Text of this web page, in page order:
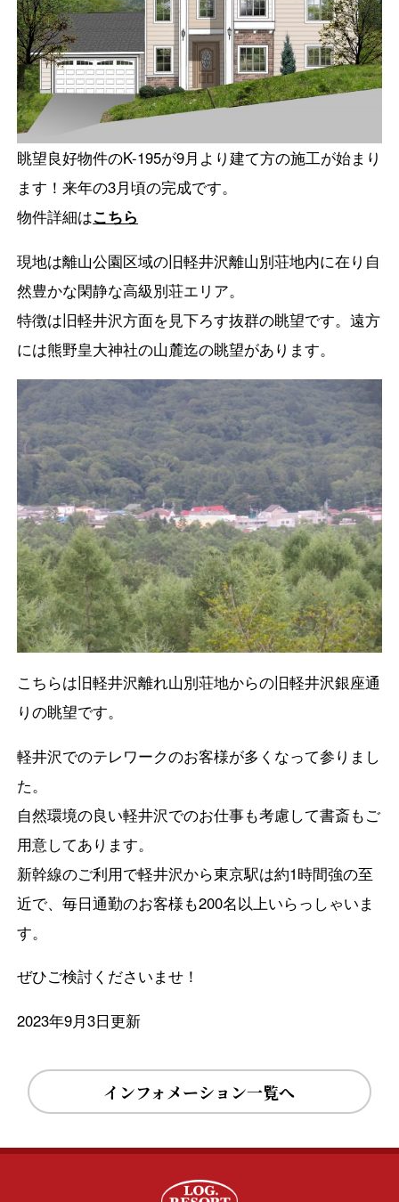
眺望良好物件のK-195が9月より建て方の施工が始まり
ます！来年の3月頃の完成です。
物件詳細はこちら
現地は離山公園区域の旧軽井沢離山別荘地内に在り自
然豊かな閑静な高級別荘エリア。
特徴は旧軽井沢方面を見下ろす抜群の眺望です。遠方
には熊野皇大神社の山麓迄の眺望があります。
こちらは旧軽井沢離れ山別荘地からの旧軽井沢銀座通
りの眺望です。
軽井沢でのテレワークのお客様が多くなって参りまし
た。
自然環境の良い軽井沢でのお仕事も考慮して書斎もご
用意してあります。
新幹線のご利用で軽井沢から東京駅は約1時間強の至
近で、毎日通勤のお客様も200名以上いらっしゃいま
す。
ぜひご検討くださいませ！
2023年9月3日更新
インフォメーション一覧へ